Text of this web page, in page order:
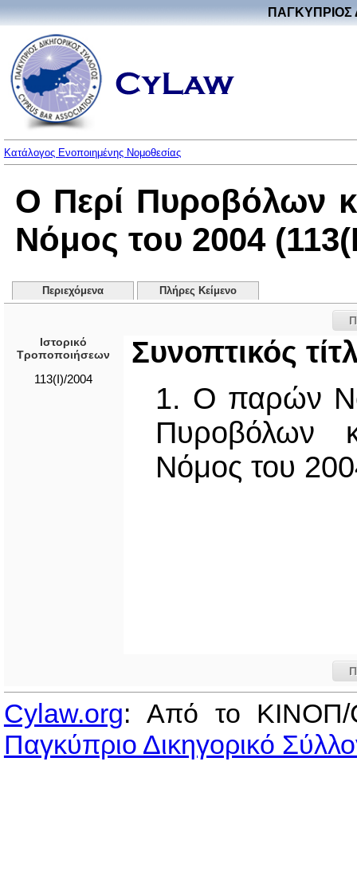
ΠΑΓΚΥΠΡΙΟΣ
Κατάλογος Ενοποιημένης Νομοθεσίας
Ο Περί Πυροβόλων
Νόμος του 2004
Περιεχόμενα Πλήρες Κείμενο
Ιστορικό
Τροποποιήσεων
113(I)/2004
Συνοπτικός
1. Ο παρών
Πυροβόλων
Νόμος του
Cylaw.org: Από το
Παγκύπριο Δικηγορικό